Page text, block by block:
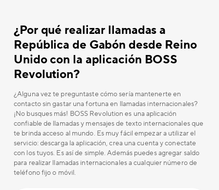
¿Por qué realizar llamadas a
República de Gabón desde Reino
Unido con la aplicación BOSS
Revolution?
¿Alguna vez te preguntaste cómo sería mantenerte en
contacto sin gastar una fortuna en llamadas internacionales?
¡No busques más! BOSS Revolution es una aplicación
confiable de llamadas y mensajes de texto internacionales que
te brinda acceso al mundo. Es muy fácil empezar a utilizar el
servicio: descarga la aplicación, crea una cuenta y conectate
con los tuyos. Es así de simple. Además puedes agregar saldo
para realizar llamadas internacionales a cualquier número de
teléfono fijo o móvil.